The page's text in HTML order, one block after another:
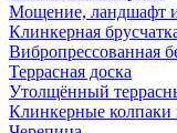
Мощение, ландшафт и
Клинкерная
Вибропрессованная
Террасная доска
Утолщённый
Клинкерные колпаки